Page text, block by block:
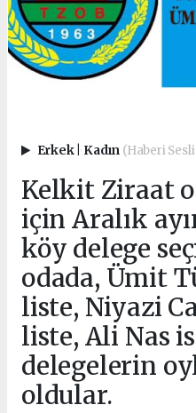
Erkek Kadın (Haberi
Kelkit Ziraat
için Aralık
köy delege
odada, Ümit
liste, Niyazi
liste, Ali Nas
delegelerin
oldular.